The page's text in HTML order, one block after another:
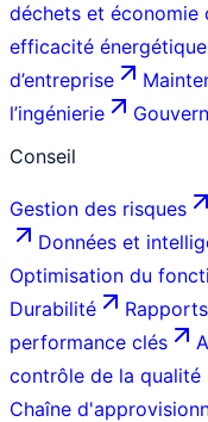
déchets et économie
efficacité
d’entreprise
l’ingénierie
Conseil
Gestion des risques
Données et
Optimisation du
Durabilité
performance clés
contrôle de la qualité
Chaîne